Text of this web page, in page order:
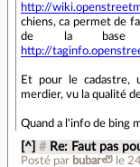
http://
chiens, ca permet de
de la
http://
Et pour le cadastre,
merdier, vu la qualité
Quand a l'info de bing
[^] # Re: Faut pas
Posté par bubar🦥 le